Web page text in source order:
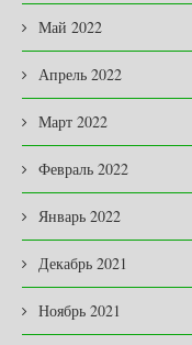
Май 2022
Апрель 2022
Март 2022
Февраль 2022
Январь 2022
Декабрь 2021
Ноябрь 2021